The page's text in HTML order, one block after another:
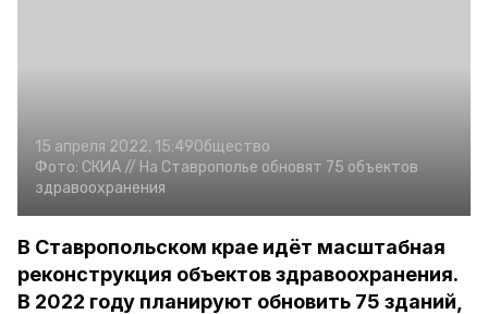
15 апреля 2022, 15:49Общество
Фото: СКИА // На Ставрополье обновят 75 объектов
здравоохранения
В Ставропольском крае идёт масштабная
реконструкция объектов здравоохранения.
В 2022 году планируют обновить 75 зданий,